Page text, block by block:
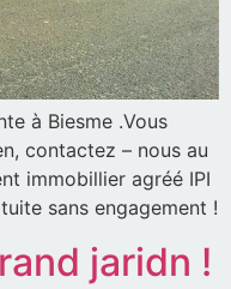
à Biesme .Vous
contactez – nous au
immobillier agréé IPI
sans engagement !
jaridn !